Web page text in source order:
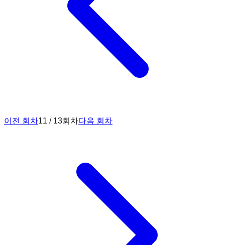
이전 회차11 / 13회차다음 회차